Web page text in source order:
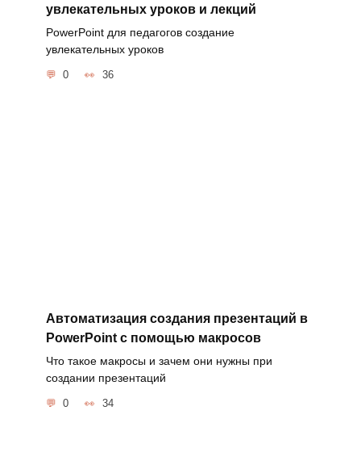
увлекательных уроков и лекций
PowerPoint для педагогов создание
увлекательных уроков
0 36
Автоматизация создания презентаций в
PowerPoint с помощью макросов
Что такое макросы и зачем они нужны при
создании презентаций
0 34